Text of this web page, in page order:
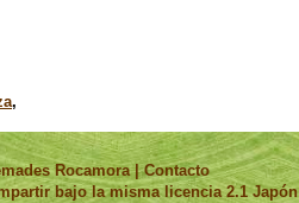
,
Rocamora| Contacto
bajo la misma licencia 2.1 Japón